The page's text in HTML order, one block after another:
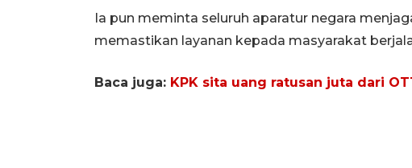
Ia pun meminta seluruh aparatur negara
memastikan layanan kepada masyarakat
Baca juga: KPK sita uang ratusan juta dari